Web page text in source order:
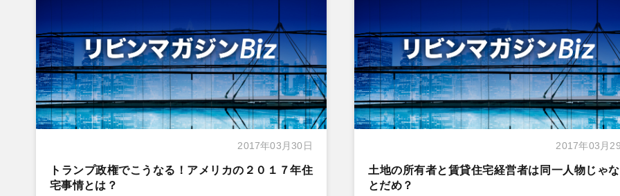
2017年03月30日
トランプ政権でこうなる！アメリカの２０１７年住
宅事情とは？
2017年03月
土地の所有者と賃貸住宅経営者は同一人物じゃ
とだめ？